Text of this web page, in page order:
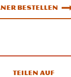
bestellen
Teilen auf